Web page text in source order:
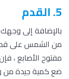
5. القدم
بالإضافة إلى
من الشمس على
مفتوح الأصابع ،
ضع كمية جيدة